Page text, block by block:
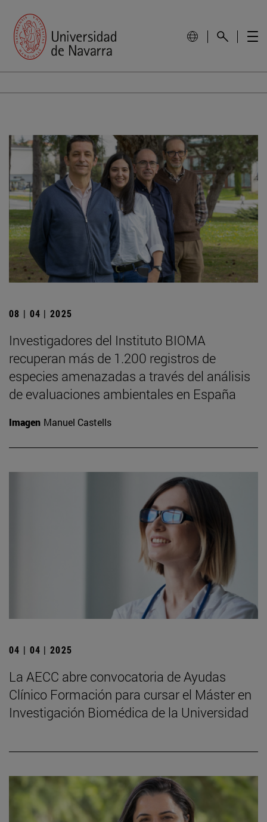
08 | 04 | 2025
Investigadores del Instituto BIOMA
recuperan más de 1.200 registros de
especies amenazadas a través del análisis
de evaluaciones ambientales en España
Imagen Manuel Castells
04 | 04 | 2025
La AECC abre convocatoria de Ayudas
Clínico Formación para cursar el Máster en
Investigación Biomédica de la Universidad